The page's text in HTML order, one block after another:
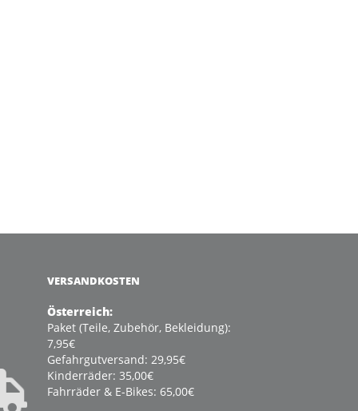
VERSANDKOSTEN
Österreich:
Paket (Teile, Zubehör, Bekleidung):
7,95€
Gefahrgutversand: 29,95€
Kinderräder: 35,00€
Fahrräder & E-Bikes: 65,00€